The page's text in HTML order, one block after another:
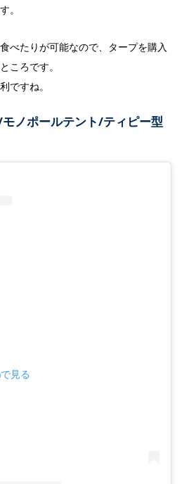
。
べたりが可能なので、タープを購入
ころです。
ですね。
ノポールテント/ティピー型
見る